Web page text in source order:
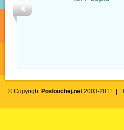
© Copyright Poslouchej.net 2003-2011 |